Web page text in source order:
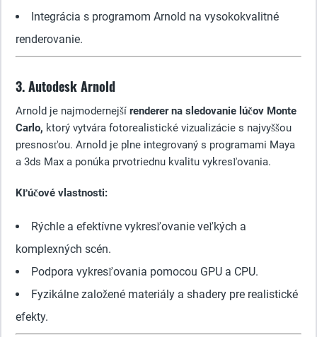
Integrácia s programom Arnold na vysokokvalitné
renderovanie.
3. Autodesk Arnold
Arnold je najmodernejší renderer na sledovanie lúčov Monte
Carlo, ktorý vytvára fotorealistické vizualizácie s najvyššou
presnosťou. Arnold je plne integrovaný s programami Maya
a 3ds Max a ponúka prvotriednu kvalitu vykresľovania.
Kľúčové vlastnosti:
Rýchle a efektívne vykresľovanie veľkých a
komplexných scén.
Podpora vykresľovania pomocou GPU a CPU.
Fyzikálne založené materiály a shadery pre realistické
efekty.